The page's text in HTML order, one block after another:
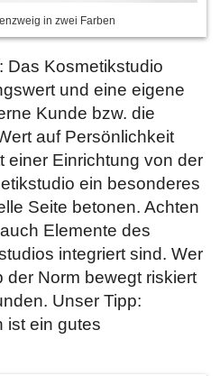
in zwei Farben
Das Kosmetikstudio
und eine eigene
Kunde bzw. die
auf Persönlichkeit
einer Einrichtung von der
ein besonderes
Seite betonen. Achten
Elemente des
integriert sind. Wer
Norm bewegt riskiert
Unser Tipp:
ist ein gutes